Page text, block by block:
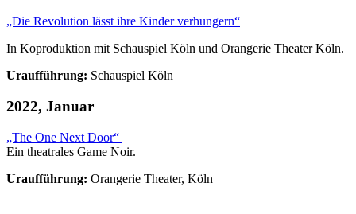
„Die Revolution lässt ihre Kinder verhungern“
In Koproduktion mit Schauspiel Köln und Orangerie Theater Köln.
Uraufführung: Schauspiel Köln
2022, Januar
„The One Next Door“
Ein theatrales Game Noir.
Uraufführung: Orangerie Theater, Köln